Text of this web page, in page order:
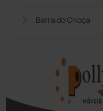
Barra do Choça
Bom Jesus da Lapa
Boquira